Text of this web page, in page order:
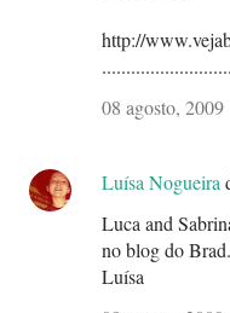
http://
08 agosto, 2009
Luísa Nogueira
Luca and
no blog do
Luísa